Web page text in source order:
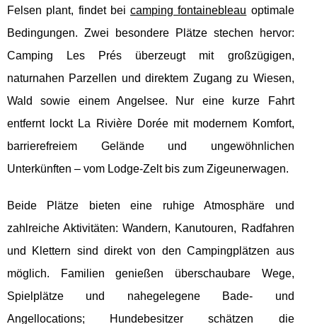
Felsen plant, findet beicamping fontainebleau optimale
Bedingungen. Zwei besondere Plätze stechen hervor:
Camping Les Prés überzeugt mit großzügigen,
naturnahen Parzellen und direktem Zugang zu Wiesen,
Wald sowie einem Angelsee. Nur eine kurze Fahrt
entfernt lockt La Rivière Dorée mit modernem Komfort,
barrierefreiem Gelände und ungewöhnlichen
Unterkünften – vom Lodge-Zelt bis zum Zigeunerwagen.
Beide Plätze bieten eine ruhige Atmosphäre und
zahlreiche Aktivitäten: Wandern, Kanutouren, Radfahren
und Klettern sind direkt von den Campingplätzen aus
möglich. Familien genießen überschaubare Wege,
Spielplätze und nahegelegene Bade- und
Angellocations; Hundebesitzer schätzen die